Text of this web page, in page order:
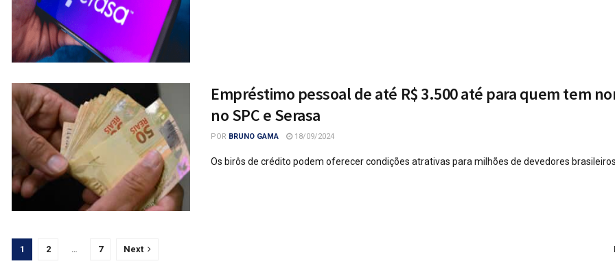
Empréstimo pessoal de até R$ 3.500 até para quem tem
no SPC e Serasa
POR BRUNO GAMA 18/09/2024
Os birôs de crédito podem oferecer condições atrativas para milhões de devedores
1 2 … 7 Next